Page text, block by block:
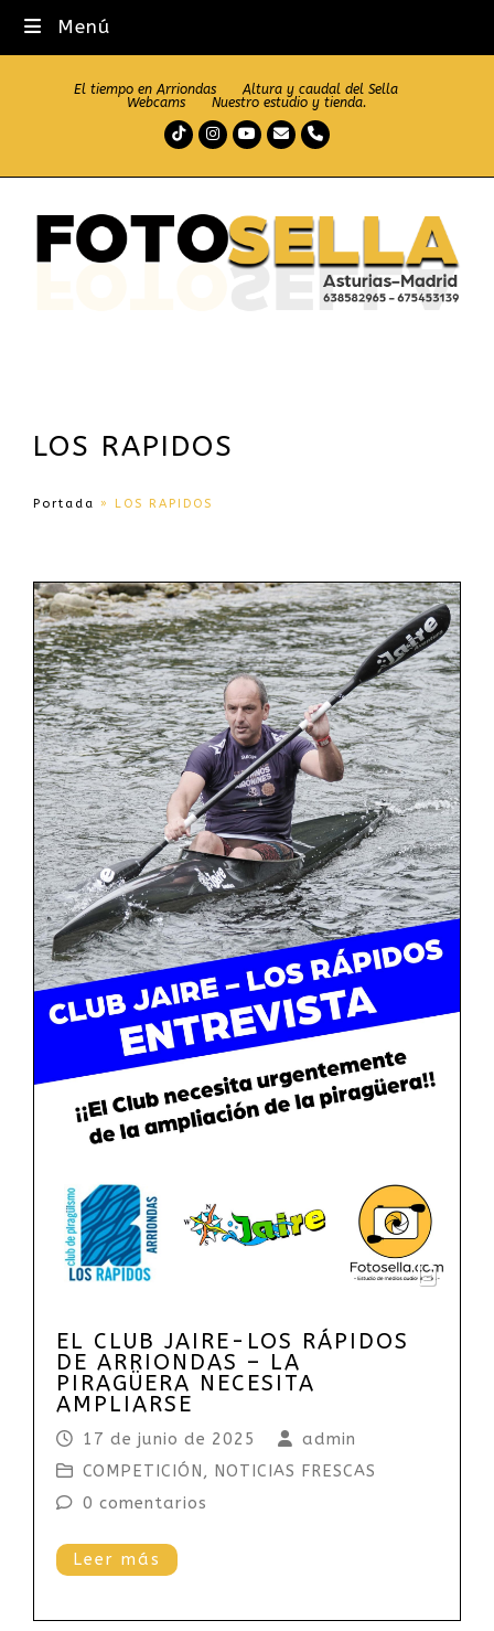
Menú
El tiempo en Arriondas
Altura y caudal del Sella
Webcams
Nuestro estudio y tienda.
TiktokInstagram
Youtube
CorreoTeléfono
LOS RAPIDOS
Portada » LOS RAPIDOS
EL CLUB JAIRE-LOS RÁPIDOS
DE ARRIONDAS – LA
PIRAGÜERA NECESITA
AMPLIARSE
17 de junio de 2025
admin
COMPETICIÓN, NOTICIAS FRESCAS
0 comentarios
Leer más